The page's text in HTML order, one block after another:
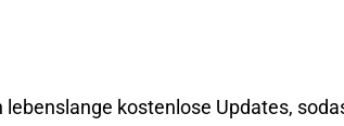
lebenslange kostenlose Updates,